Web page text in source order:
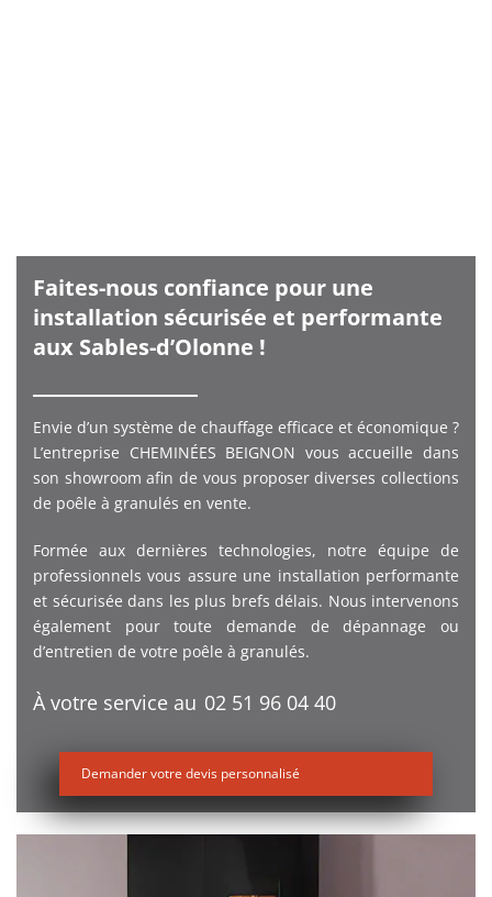
Faites-nous confiance pour une
installation sécurisée et performante
aux Sables-d’Olonne !
Envie d’un système de chauffage efficace et économique ?
L’entreprise CHEMINÉES BEIGNON vous accueille dans
son showroom afin de vous proposer diverses collections
de poêle à granulés en vente.
Formée aux dernières technologies, notre équipe de
professionnels vous assure une installation performante
et sécurisée dans les plus brefs délais. Nous intervenons
également pour toute demande de dépannage ou
d’entretien de votre poêle à granulés.
À votre service au 02 51 96 04 40
Demander votre devis personnalisé